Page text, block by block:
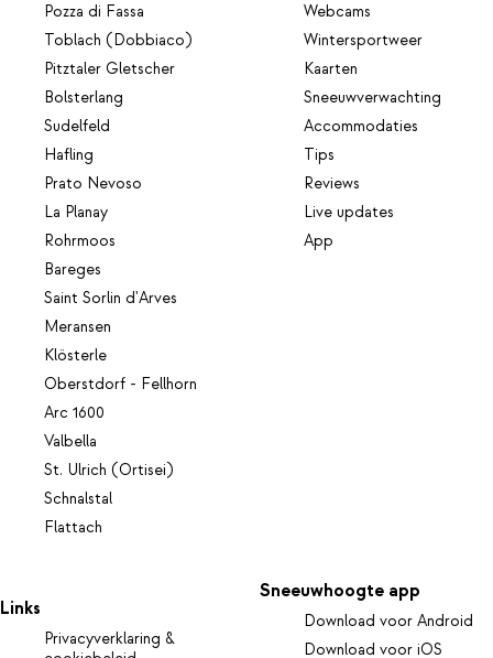
Pozza di Fassa
Toblach (Dobbiaco)
Pitztaler Gletscher
Bolsterlang
Sudelfeld
Hafling
Prato Nevoso
La Planay
Rohrmoos
Bareges
Saint Sorlin d'Arves
Meransen
Klösterle
Oberstdorf - Fellhorn
Arc 1600
Valbella
St. Ulrich (Ortisei)
Schnalstal
Flattach
Webcams
Wintersportweer
Kaarten
Sneeuwverwachting
Accommodaties
Tips
Reviews
Live updates
App
Links
Privacyverklaring &
Sneeuwhoogte app
Download voor Android
Download voor iOS